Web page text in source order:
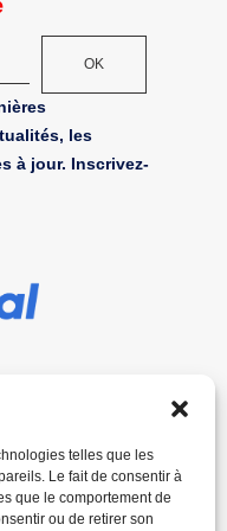
telles que les
Le fait de consentir à
que le comportement de
ou de retirer son
OK
les
à jour. Inscrivez-